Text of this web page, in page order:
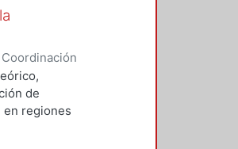
IRENE
de
en regiones